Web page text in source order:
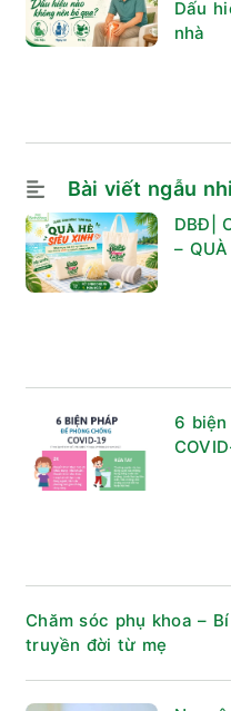
Dấu
nhà
Bài viết ngẫu
DBĐ|
–
6
Chăm sóc phụ khoa –
truyền đời từ mẹ